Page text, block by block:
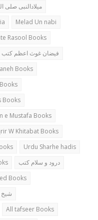
میلادالنبی صلی
Melad Un nabi
Rasool Books
فیضان غوث اعظم کتب
Books
Books
e Mustafa Books
W Khitabat Books
Urdu Sharhe hadis
درود و سلام کتب
Books
شیخ
All tafseer Books